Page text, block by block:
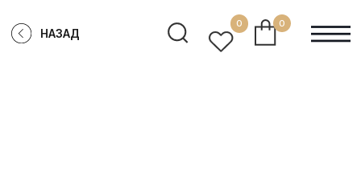
НАЗАД